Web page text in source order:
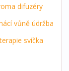
difuzéry
vůně údržba
svíčka